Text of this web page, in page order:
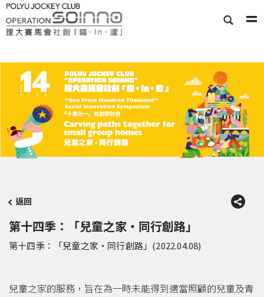
返回
第十四季：「兒童之家‧同行創路」
第十四季：「兒童之家‧同行創路」(2022.04.08)
兒童之家的服務，旨在為一時未能得到適當照顧的兒童及青